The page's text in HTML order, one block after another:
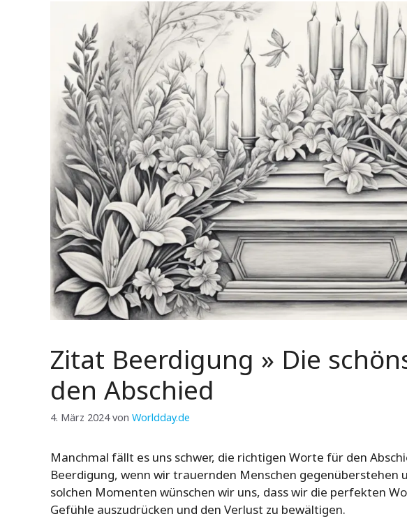
Zitat Beerdigung » Die
den Abschied
4. März 2024 von Worldday.de
Manchmal fällt es uns schwer, die richtigen Worte für den
Beerdigung, wenn wir trauernden Menschen gegenüberstehen
solchen Momenten wünschen wir uns, dass wir die perfekten
Gefühle auszudrücken und den Verlust zu bewältigen.